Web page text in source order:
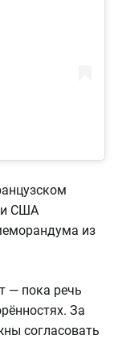
США
из
— пока речь
За
согласовать